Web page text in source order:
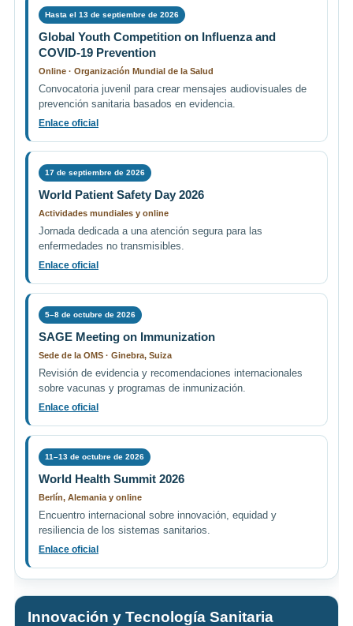
Hasta el 13 de septiembre de 2026
Global Youth Competition on Influenza and
COVID-19 Prevention
Online · Organización Mundial de la Salud
Convocatoria juvenil para crear mensajes audiovisuales de
prevención sanitaria basados en evidencia.
Enlace oficial
17 de septiembre de 2026
World Patient Safety Day 2026
Actividades mundiales y online
Jornada dedicada a una atención segura para las
enfermedades no transmisibles.
Enlace oficial
5–8 de octubre de 2026
SAGE Meeting on Immunization
Sede de la OMS · Ginebra, Suiza
Revisión de evidencia y recomendaciones internacionales
sobre vacunas y programas de inmunización.
Enlace oficial
11–13 de octubre de 2026
World Health Summit 2026
Berlín, Alemania y online
Encuentro internacional sobre innovación, equidad y
resiliencia de los sistemas sanitarios.
Enlace oficial
Innovación y Tecnología Sanitaria